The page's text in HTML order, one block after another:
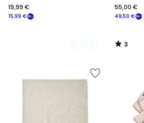
15,99 €
19,99 €
49,50 €
55,00 €
3
/